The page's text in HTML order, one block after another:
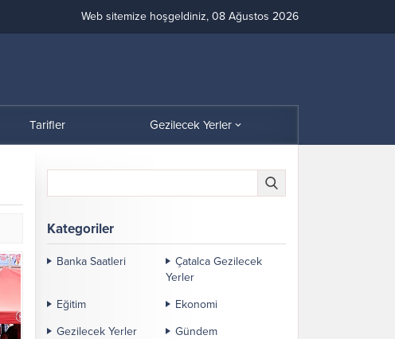
Web sitemize hoşgeldiniz, 08 Ağustos 2026
Tarifler Gezilecek Yerler
Kategoriler
Banka Saatleri
Çatalca Gezilecek
Yerler
Eğitim
Ekonomi
Gezilecek Yerler
Gündem